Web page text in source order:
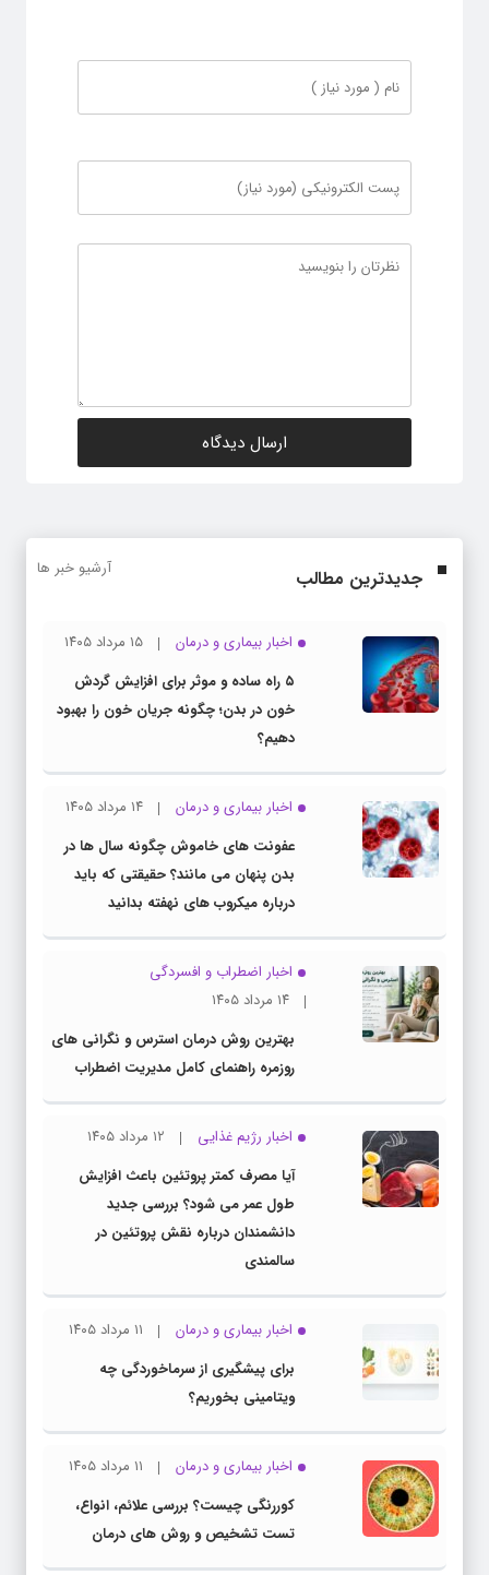
جدیدترین مطالب آرشیو خبر ها
اخبار بیماری و درمان
۱۵ مرداد ۱۴۰۵
۵ راه ساده و موثر برای افزایش گردش
خون در بدن؛ چگونه جریان خون را بهبود
دهیم؟
اخبار بیماری و درمان
۱۴ مرداد ۱۴۰۵
عفونت های خاموش چگونه سال ها در
بدن پنهان می مانند؟ حقیقتی که باید
درباره میکروب های نهفته بدانید
اخبار اضطراب و افسردگی
۱۴ مرداد ۱۴۰۵
بهترین روش درمان استرس و نگرانی های
روزمره راهنمای کامل مدیریت اضطراب
اخبار رژیم غذایی
۱۲ مرداد ۱۴۰۵
آیا مصرف کمتر پروتئین باعث افزایش
طول عمر می شود؟ بررسی جدید
دانشمندان درباره نقش پروتئین در
سالمندی
اخبار بیماری و درمان
۱۱ مرداد ۱۴۰۵
برای پیشگیری از سرماخوردگی چه
ویتامینی بخوریم؟
اخبار بیماری و درمان
۱۱ مرداد ۱۴۰۵
کوررنگی چیست؟ بررسی علائم، انواع،
تست تشخیص و روش های درمان